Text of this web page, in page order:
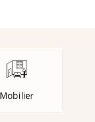
Mobilier